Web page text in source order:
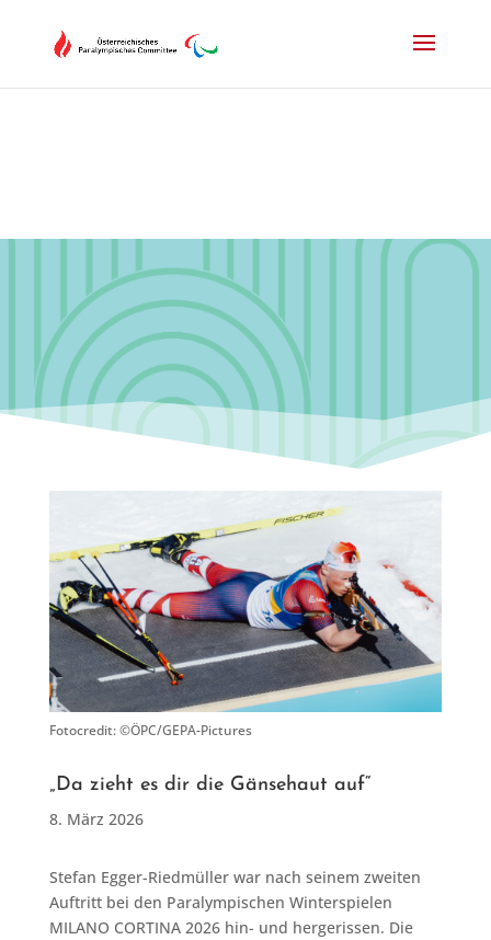
Fotocredit: ©ÖPC/GEPA-Pictures
„Da zieht es dir die Gänsehaut auf“
8. März 2026
Stefan Egger-Riedmüller war nach seinem zweiten
Auftritt bei den Paralympischen Winterspielen
MILANO CORTINA 2026 hin- und hergerissen. Die